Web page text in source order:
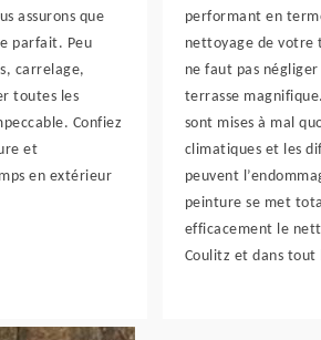
assurons que
parfait. Peu
carrelage,
toutes les
Confiez
et
en extérieur
performant en
nettoyage de votre
ne faut pas
terrasse
sont mises à mal
climatiques et les
peuvent
peinture se met
efficacement le
Coulitz et dans tout